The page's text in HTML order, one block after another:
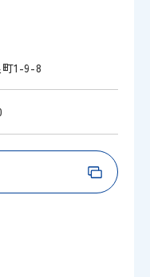
1-9-8